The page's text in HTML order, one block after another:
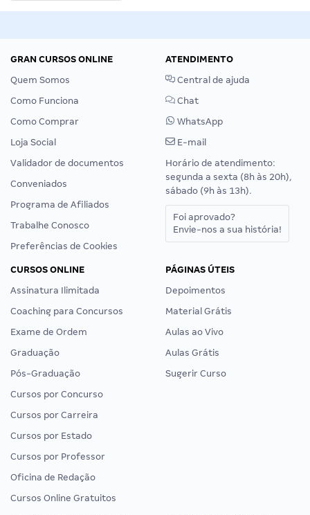
GRAN CURSOS ONLINE
Quem Somos
Como Funciona
Como Comprar
Loja Social
Validador de documentos
Conveniados
Programa de Afiliados
Trabalhe Conosco
Preferências de Cookies
ATENDIMENTO
Central de ajuda
Chat
WhatsApp
E-mail
Horário de atendimento:
segunda a sexta (8h às 20h),
sábado (9h às 13h).
Foi aprovado?
Envie-nos a sua história!
CURSOS ONLINE
Assinatura Ilimitada
Coaching para Concursos
Exame de Ordem
Graduação
Pós-Graduação
Cursos por Concurso
Cursos por Carreira
Cursos por Estado
Cursos por Professor
Oficina de Redação
Cursos Online Gratuitos
PÁGINAS ÚTEIS
Depoimentos
Material Grátis
Aulas ao Vivo
Aulas Grátis
Sugerir Curso